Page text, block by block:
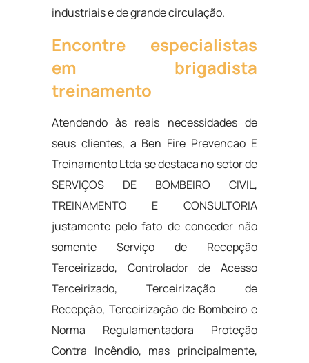
industriais e de grande circulação.
Encontre especialistas
em brigadista
treinamento
Atendendo às reais necessidades de
seus clientes, a Ben Fire Prevencao E
Treinamento Ltda se destaca no setor de
SERVIÇOS DE BOMBEIRO CIVIL,
TREINAMENTO E CONSULTORIA
justamente pelo fato de conceder não
somente Serviço de Recepção
Terceirizado, Controlador de Acesso
Terceirizado, Terceirização de
Recepção, Terceirização de Bombeiro e
Norma Regulamentadora Proteção
Contra Incêndio, mas principalmente,